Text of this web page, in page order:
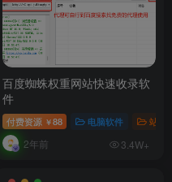
百度蜘蛛权重网站快速收录软
件
付费资源 ￥88 电脑软件 站长
2年前 3.4W+